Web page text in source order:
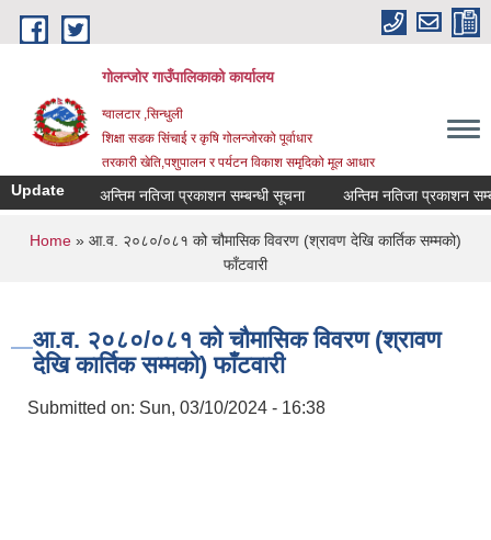
Skip to main content
गोलन्जोर गाउँपालिकाको कार्यालय
ग्वालटार ,सिन्धुली
शिक्षा सडक सिंचाई र कृषि गोलन्जोरको पूर्वाधार
तरकारी खेति,पशुपालन र पर्यटन विकाश समृदिको मूल आधार
Update अन्तिम नतिजा प्रकाशन सम्बन्धी सूचना अन्तिम नतिजा प्रकाशन
You are here
Home » आ.व. २०८०/०८१ को चौमासिक विवरण (श्रावण देखि कार्तिक सम्मको)
फाँटवारी
आ.व. २०८०/०८१ को चौमासिक विवरण (श्रावण
देखि कार्तिक सम्मको) फाँटवारी
Submitted on: Sun, 03/10/2024 - 16:38